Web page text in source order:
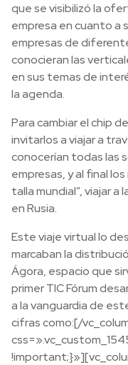
que se visibilizó la
empresa en cuanto a
empresas de
conocieran las
en sus temas de
la agenda.
Para cambiar el chip
invitarlos a viajar a
conocerían todas las
empresas, y al final
talla mundial”, viajar a
en Rusia.
Este viaje virtual lo
marcaban la
Ágora, espacio que
primer TIC Fórum
a la vanguardia de
cifras como:[/